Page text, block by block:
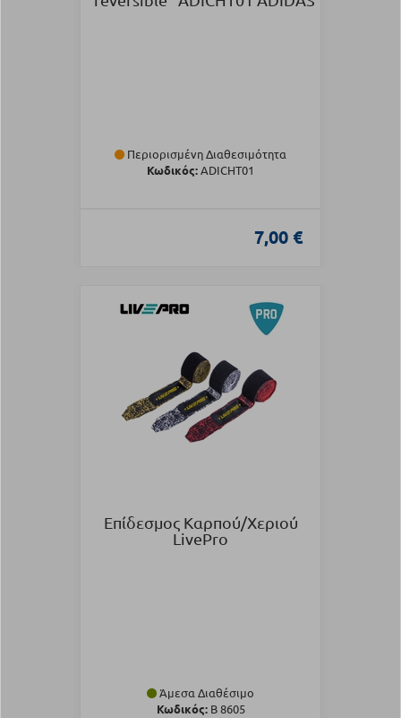
Περιορισμένη Διαθεσιμότητα
Κωδικός:ADICHT01
7,00 €
Επίδεσμος Καρπού/Χεριού
LivePro
Άμεσα Διαθέσιμο
Κωδικός:B 8605